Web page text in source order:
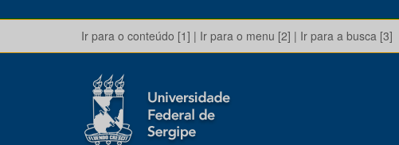
Ir para o conteúdo [1] | Ir para o menu [2] | Ir para a busca [3]